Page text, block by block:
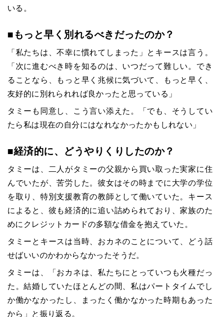
いる。
■もっと早く別れるべきだったのか？
「私たちは、不幸に慣れてしまった」とキースは言う。
「次に進むべき時を知るのは、いつだって難しい。でき
ることなら、もっと早く兆候に気づいて、もっと早く、
友好的に別れられれば良かったと思っている」
タミーも同意し、こう言い添えた。「でも、そうしてい
たら私は現在の自分にはなれなかったかもしれない」
■経済的に、どうやりくりしたのか？
タミーは、二人がタミーの父親から買い取った実家に住
んでいたが、苦労した。彼女はその時までに大学の学位
を取り、特別支援教育の教師として働いていた。キース
によると、彼も経済的に追い詰められており、家族のた
めにクレジットカードの多額な借金を抱えていた。
タミーとキースは当時、おカネのことについて、どう話
せばいいのかわからなかったそうだ。
タミーは、「おカネは、私たちにとっていつも火種だっ
た。結婚していたほとんどの間、私はパートタイムでし
か働かなかったし、まったく働かなかった時期もあった
から」と振り返る。